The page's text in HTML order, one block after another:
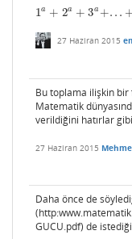
1a + 2a + 3a +. . .
1a +2 a+3 a+ ...+na
27 Haziran 2015
Bu toplama ilişkin bir
Matematik
verildiğini hatırlar
27 Haziran 2015
Daha önce de
GUCU.pdf) de